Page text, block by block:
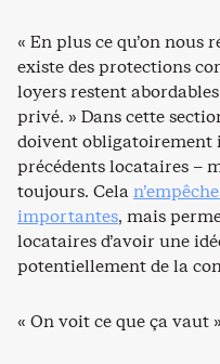
« En plus ce qu’on nous
existe des protections
loyers restent
privé. » Dans cette
doivent obligatoirement
précédents locataires –
toujours. Cela
importantes, mais
locataires d’avoir une
potentiellement de la
« On voit ce que ça vaut